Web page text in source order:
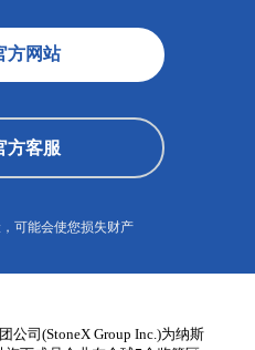
方网站
方客服
可能会使您损失财产
公司(StoneX Group Inc.)为纳斯